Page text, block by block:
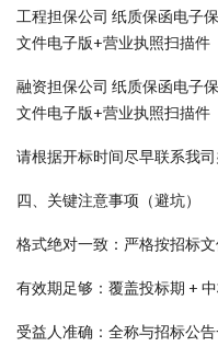
工程担保公司 纸质保函电子
文件电子版+营业执照扫描件
融资担保公司 纸质保函电子
文件电子版+营业执照扫描件
请根据开标时间尽早联系我
四、关键注意事项（避坑）
格式绝对一致：严格按招标
有效期足够：覆盖投标期 +
受益人准确：全称与招标公告